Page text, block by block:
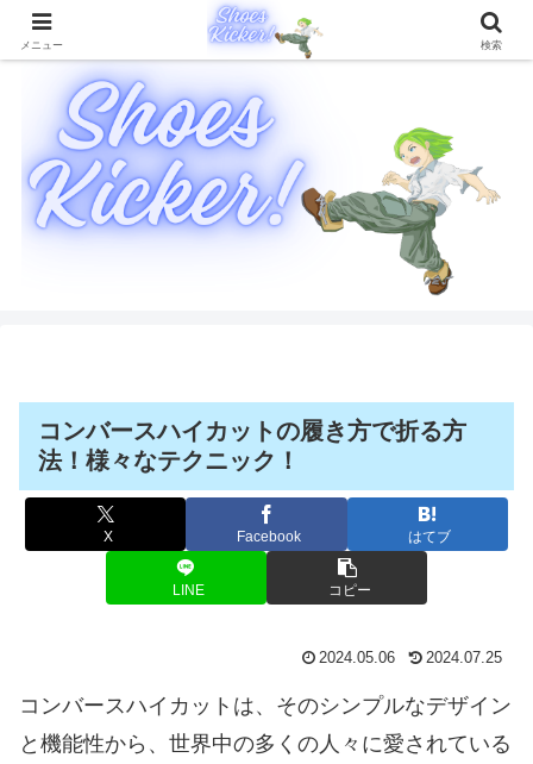
靴に関することを徹底的に解説したブログメディア
コンバースハイカットの履き方で折る方
法！様々なテクニック！
X Facebook はてブ
LINE コピー
2024.05.06 2024.07.25
コンバースハイカットは、そのシンプルなデザイン
と機能性から、世界中の多くの人々に愛されている
メニュー 検索